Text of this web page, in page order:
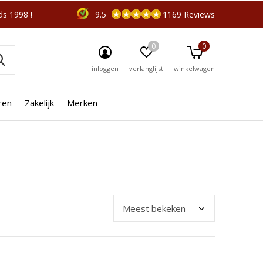
Zakelijk Merken
inloggen verlanglijst
0
winkelwagen
0
1998 ! 9.5 1169 Reviews